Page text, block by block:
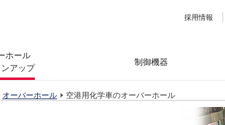
採用情報
ホール
アップ
制御機器
オーバーホール 空港用化学車のオーバーホール